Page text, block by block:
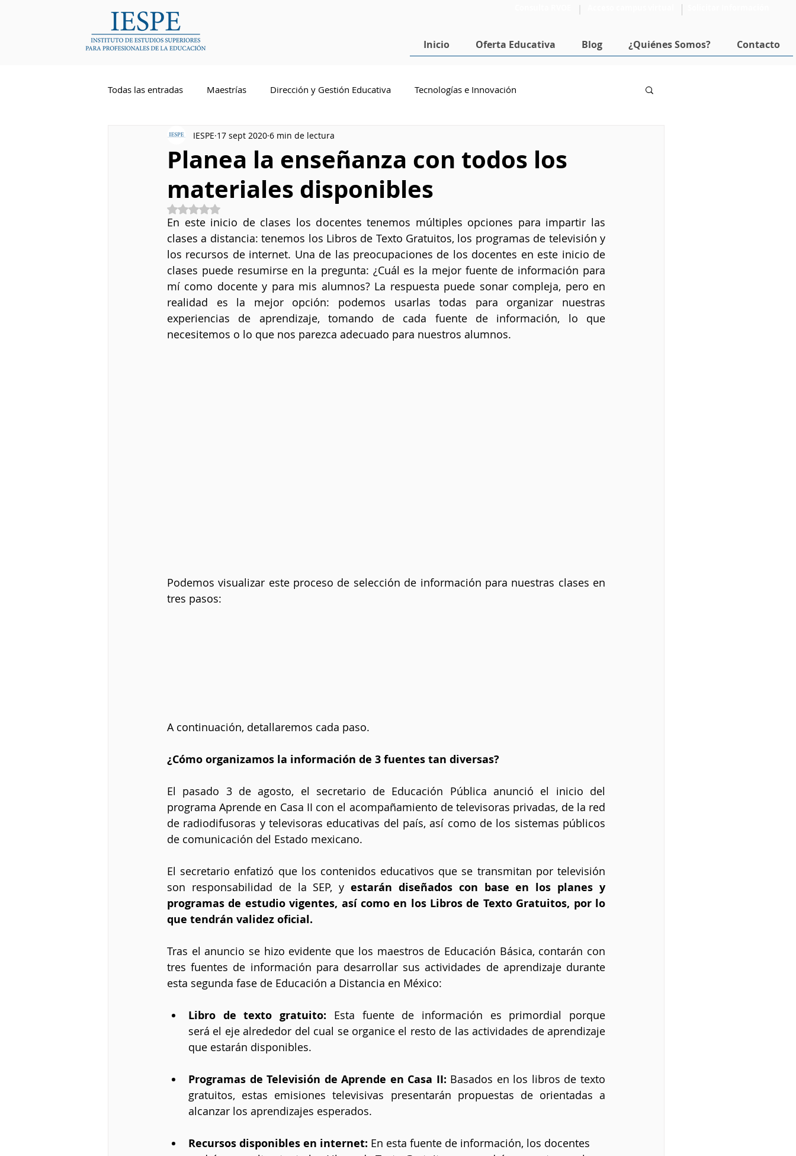
Inicio Oferta Educativa Blog ¿Quiénes Somos? Contacto
Todas las entradas Maestrías Dirección y Gestión Educativa Tecnologías e Innovación
Competencias Docentes Licenciatura en Pedagogía
Planea la enseñanza con todos los
materiales disponibles
IESPE 17 sept 2020 6 min de lectura
Obtuvo NaN de 5 estrellas.
En este inicio de clases los docentes tenemos múltiples opciones para impartir las
clases a distancia: tenemos los Libros de Texto Gratuitos, los programas de televisión y
los recursos de internet. Una de las preocupaciones de los docentes en este inicio de
clases puede resumirse en la pregunta: ¿Cuál es la mejor fuente de información para
mí como docente y para mis alumnos? La respuesta puede sonar compleja, pero en
realidad es la mejor opción: podemos usarlas todas para organizar nuestras
experiencias de aprendizaje, tomando de cada fuente de información, lo que
necesitemos o lo que nos parezca adecuado para nuestros alumnos.
Podemos visualizar este proceso de selección de información para nuestras clases en
tres pasos:
A continuación, detallaremos cada paso.
¿Cómo organizamos la información de 3 fuentes tan diversas?
El pasado 3 de agosto, el secretario de Educación Pública anunció el inicio del
programa Aprende en Casa II con el acompañamiento de televisoras privadas, de la red
de radiodifusoras y televisoras educativas del país, así como de los sistemas públicos
de comunicación del Estado mexicano.
El secretario enfatizó que los contenidos educativos que se transmitan por televisión
son responsabilidad de la SEP, y estarán diseñados con base en los planes y
programas de estudio vigentes, así como en los Libros de Texto Gratuitos, por lo
que tendrán validez oficial.
Tras el anuncio se hizo evidente que los maestros de Educación Básica, contarán con
tres fuentes de información para desarrollar sus actividades de aprendizaje durante
esta segunda fase de Educación a Distancia en México:
Libro de texto gratuito: Esta fuente de información es primordial porque
será el eje alrededor del cual se organice el resto de las actividades de aprendizaje
que estarán disponibles.
Programas de Televisión de Aprende en Casa II: Basados en los libros de texto
gratuitos, estas emisiones televisivas presentarán propuestas de orientadas a
alcanzar los aprendizajes esperados.
Recursos disponibles en internet: En esta fuente de información, los docentes